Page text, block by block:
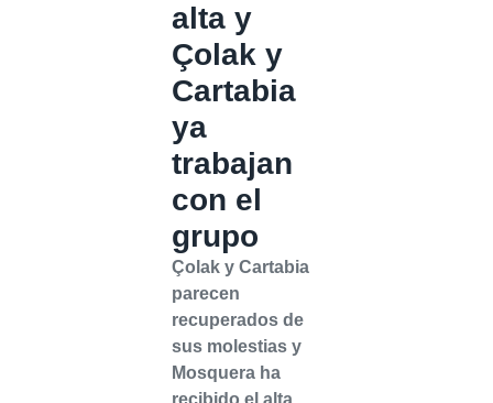
alta y
Çolak y
Cartabia
ya
trabajan
con el
grupo
Çolak y Cartabia
parecen
recuperados de
sus molestias y
Mosquera ha
recibido el alta